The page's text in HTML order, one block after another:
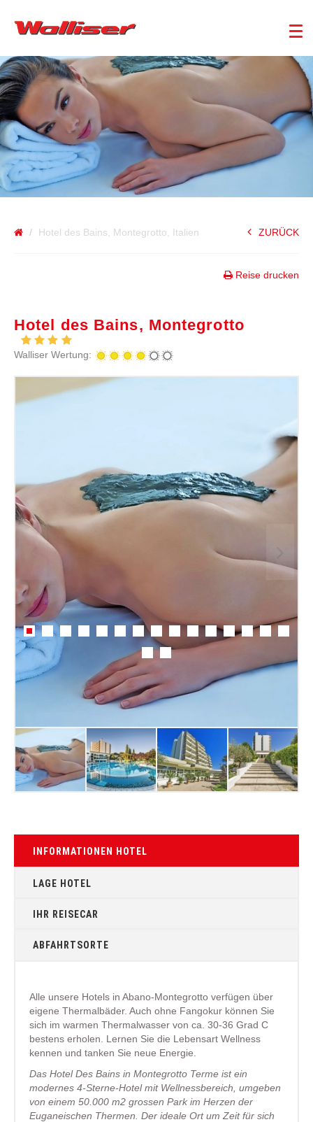
ITALIEN
Hotel des Bains, Montegrotto, Italien ZURÜCK
Reise drucken
Hotel des Bains, Montegrotto
Walliser Wertung:
INFORMATIONEN HOTEL
LAGE HOTEL
IHR REISECAR
ABFAHRTSORTE
Alle unsere Hotels in Abano-Montegrotto verfügen über
eigene Thermalbäder. Auch ohne Fangokur können Sie
sich im warmen Thermalwasser von ca. 30-36 Grad C
bestens erholen. Lernen Sie die Lebensart Wellness
kennen und tanken Sie neue Energie.
Das Hotel Des Bains in Montegrotto Terme ist ein
modernes 4-Sterne-Hotel mit Wellnessbereich, umgeben
von einem 50.000 m2 grossen Park im Herzen der
Euganeischen Thermen. Der ideale Ort um Zeit für sich